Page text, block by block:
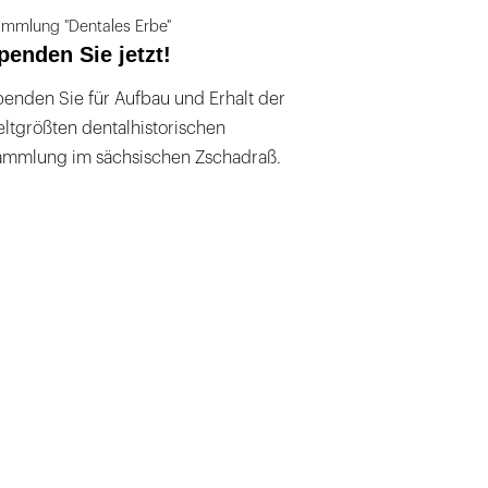
"Dentales Erbe"
Sie jetzt!
Sie für Aufbau und Erhalt der
dentalhistorischen
im sächsischen Zschadraß.